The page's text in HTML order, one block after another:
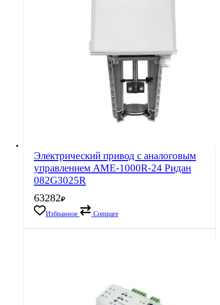
Электрический привод с аналоговым
управлением AME-1000R-24 Ридан
082G3025R
63282₽
Избранное
Compare